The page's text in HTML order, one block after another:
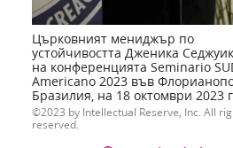
Църковният мениджър по
устойчивостта Дженика
на конференцията Seminario
Americano 2023 във
Бразилия, на 18 октомври 2023
2023 by Intellectual Reserve, Inc. All
reserved.